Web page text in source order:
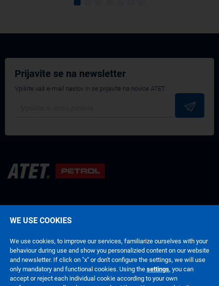
Prijavite se na newsletter
Vpišite vaš e-mail naslov in se prijavite na novice ATET.
WE USE COOKIES
We use cookies, to improve our services, familiarize ourselves with your
behaviour during use and show you personalizied content on our website
and newsletter. If click on "x" or don't configure the settings, we will use
only mandatory and functional cookies. Using the settings, you can
accept or reject each individual cookie according to your own